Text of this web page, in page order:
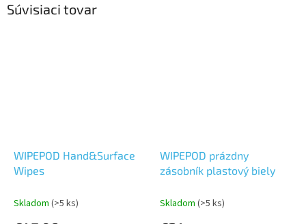
Súvisiaci tovar
WIPEPOD Hand&Surface
Wipes
Skladom (>5 ks)
WIPEPOD prázdny
zásobník plastový biely
Skladom (>5 ks)